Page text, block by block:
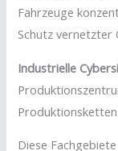
Fahrzeuge
Schutz vernetzter
Industrielle
Diese